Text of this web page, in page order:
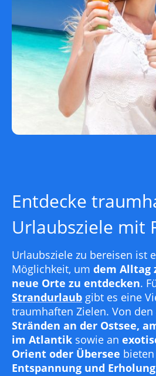
Entdecke
Urlaubsziele mit
Urlaubsziele zu bereisen ist
Möglichkeit, um dem Alltag
neue Orte zu entdecken.
Strandurlaub gibt es eine
traumhaften Zielen. Von den
Stränden an der Ostsee,
im Atlantik sowie an
Orient oder Übersee
Entspannung und